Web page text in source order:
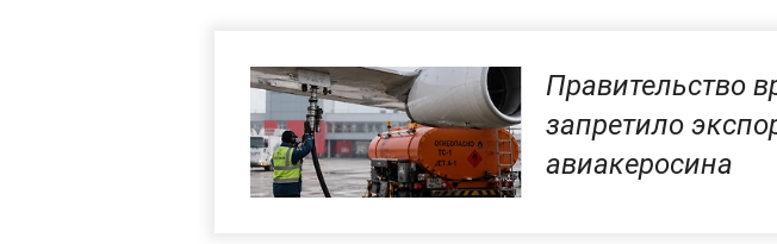
Правительство
запретило
авиакеросина